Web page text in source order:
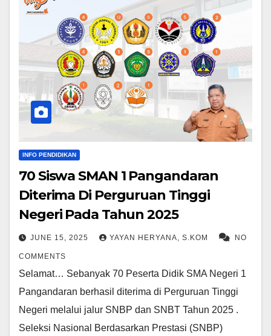
INFO PENDIDIKAN
70 Siswa SMAN 1 Pangandaran
Diterima Di Perguruan Tinggi
Negeri Pada Tahun 2025
JUNE 15, 2025 YAYAN HERYANA, S.KOM NO
COMMENTS
Selamat… Sebanyak 70 Peserta Didik SMA Negeri 1
Pangandaran berhasil diterima di Perguruan Tinggi
Negeri melalui jalur SNBP dan SNBT Tahun 2025 .
Seleksi Nasional Berdasarkan Prestasi (SNBP)